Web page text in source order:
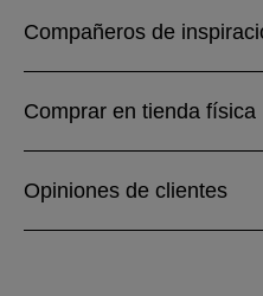
Compañeros de
Comprar en tienda física
Opiniones de clientes